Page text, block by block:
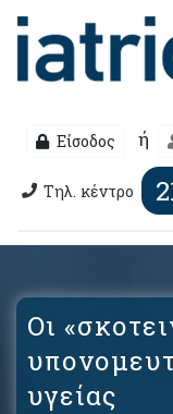
Είσοδος ή
Τηλ. κέντρο
Οι
υγείας